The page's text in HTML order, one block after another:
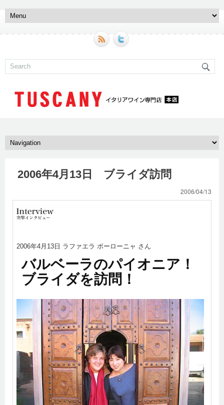
2006年4月13日 ブライダ訪問
2006/04/13
2006年4月13日 ラファエラ ボーローニャ さん
バルベーラのパイオニア！
ブライダを訪問！